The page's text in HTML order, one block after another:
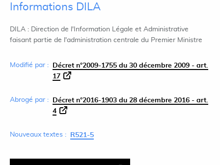
Informations DILA
DILA : Direction de l'Information Légale et Administrative
faisant partie de l'administration centrale du Premier Ministre
Modifié par :
Décret n°2009-1755 du 30 décembre 2009 - art.
17
Abrogé par :
Décret n°2016-1903 du 28 décembre 2016 - art.
4
Nouveaux textes : R521-5